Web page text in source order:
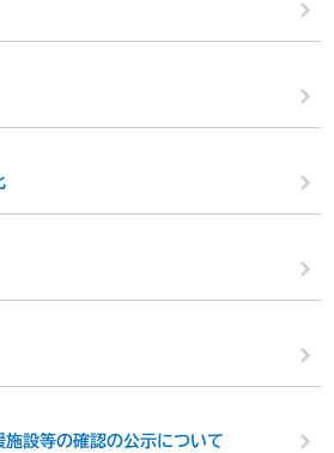
設等の確認の公示について